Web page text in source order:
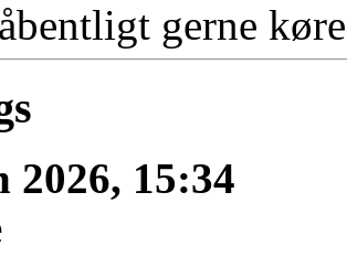
gerne
2026, 15:34